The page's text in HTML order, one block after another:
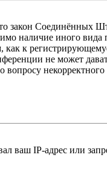
закон Соединённых
наличие иного
к
не может
ваш IP-адрес или